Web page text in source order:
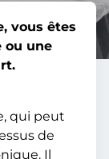
vous êtes
ou une
qui peut
de
Il